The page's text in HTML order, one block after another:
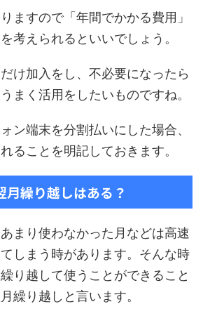
ますので「年間でかかる費用」
考えられるといいでしょう。
け加入をし、不必要になったら
まく活用をしたいものですね。
ン端末を分割払いにした場合、
ることを明記しておきます。
月繰り越しはある？
まり使わなかった月などは高速
しまう時があります。そんな時
り越して使うことができること
繰り越しと言います。